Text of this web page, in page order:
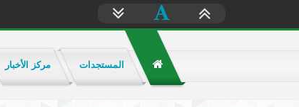
المستجدات مركز الأخبار